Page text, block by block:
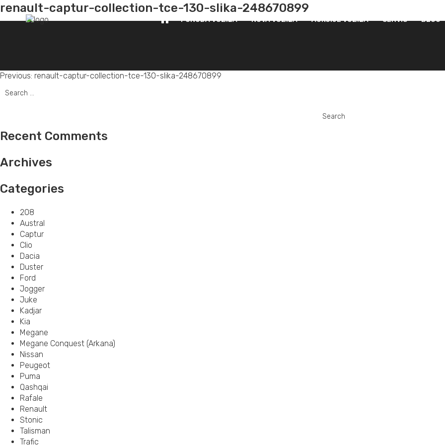
PONUDA VOZILA NOVA VOZILA AUKCIJE VOZILA SERVIS BLOG
renault-captur-collection-tce-130-slika-248670899
Post
navigation
Previous: renault-captur-collection-tce-130-slika-248670899
for:
Recent Comments
Archives
Categories
208
Austral
Captur
Clio
Dacia
Duster
Ford
Jogger
Juke
Kadjar
Kia
Megane
Megane Conquest (Arkana)
Nissan
Peugeot
Puma
Qashqai
Rafale
Renault
Stonic
Talisman
Trafic